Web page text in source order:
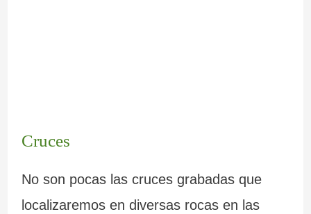
Cruces
No son pocas las cruces grabadas que
localizaremos en diversas rocas en las